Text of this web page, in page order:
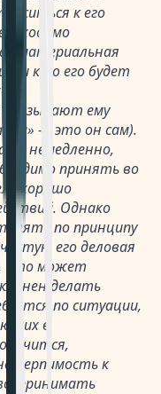
к его
материальная
и кто его будет
оказывают ему
— это он сам).
немедленно,
принять во
хорошо
Однако
по принципу
его деловая
что может
делать
по ситуации,
в
к